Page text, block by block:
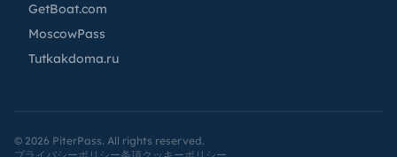
GetBoat.com
MoscowPass
Tutkakdoma.ru
© 2026 PiterPass. All rights reserved.